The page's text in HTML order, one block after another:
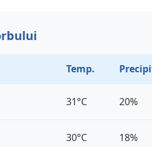
Temp.
31°C 20%
30°C 18%